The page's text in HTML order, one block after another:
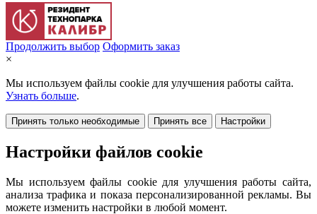
Продолжить выбор Оформить заказ
×
Мы используем файлы cookie для улучшения работы сайта.
Узнать больше.
Принять только необходимые Принять все Настройки
Настройки файлов cookie
Мы используем файлы cookie для улучшения работы сайта,
анализа трафика и показа персонализированной рекламы. Вы
можете изменить настройки в любой момент.